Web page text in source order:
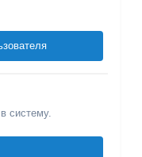
систему.